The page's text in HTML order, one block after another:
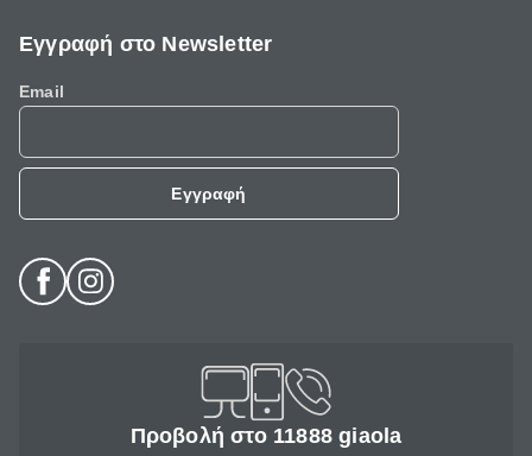
Εγγραφή στο Newsletter
Email
Εγγραφή
Προβολή στο 11888 giaola